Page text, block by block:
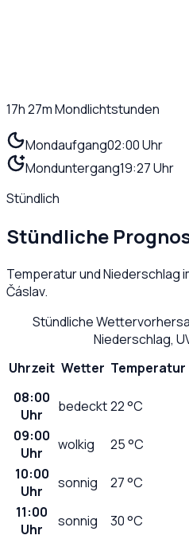
17h 27mMondlichtstunden
Mondaufgang02:00 Uhr
Monduntergang19:27 Uhr
Stündlich
Stündliche
Temperatur und Niederschlag
Čáslav.
Stündliche
Niederschlag,
Uhrzeit Wetter Temperatur
08:00
Uhr
bedeckt22°C
09:00
Uhr
wolkig 25°C
10:00
Uhr
sonnig 27°C
11:00
Uhr
sonnig 30°C